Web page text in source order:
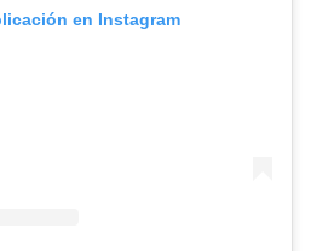
en Instagram